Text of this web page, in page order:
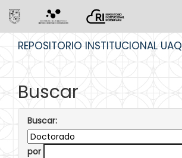
REPOSITORIO INSTITUCIONAL UAQ
Buscar
Buscar:
por